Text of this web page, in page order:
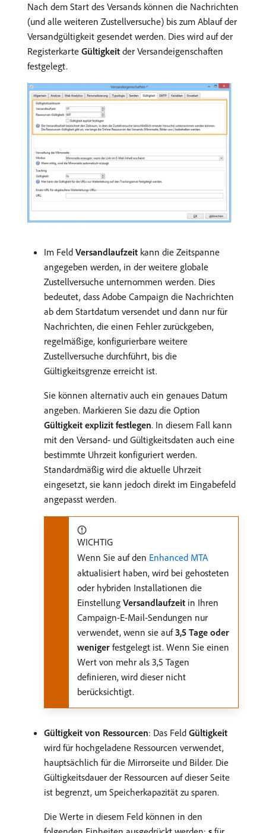
Nach dem Start des Versands können die Nachrichten
(und alle weiteren Zustellversuche) bis zum Ablauf der
Versandgültigkeit gesendet werden. Dies wird auf der
Registerkarte Gültigkeit der Versandeigenschaften
festgelegt.
Im Feld Versandlaufzeit kann die Zeitspanne
angegeben werden, in der weitere globale
Zustellversuche unternommen werden. Dies
bedeutet, dass Adobe Campaign die Nachrichten
ab dem Startdatum versendet und dann nur für
Nachrichten, die einen Fehler zurückgeben,
regelmäßige, konfigurierbare weitere
Zustellversuche durchführt, bis die
Gültigkeitsgrenze erreicht ist.
Sie können alternativ auch ein genaues Datum
angeben. Markieren Sie dazu die Option
Gültigkeit explizit festlegen. In diesem Fall kann
mit den Versand- und Gültigkeitsdaten auch eine
bestimmte Uhrzeit konfiguriert werden.
Standardmäßig wird die aktuelle Uhrzeit
eingesetzt, sie kann jedoch direkt im Eingabefeld
angepasst werden.
WICHTIG
Wenn Sie auf den Enhanced MTA
aktualisiert haben, wird bei gehosteten
oder hybriden Installationen die
Einstellung Versandlaufzeit in Ihren
Campaign-E-Mail-Sendungen nur
verwendet, wenn sie auf3,5 Tage oder
weniger festgelegt ist. Wenn Sie einen
Wert von mehr als 3,5 Tagen
definieren, wird dieser nicht
berücksichtigt.
Gültigkeit von Ressourcen: Das Feld Gültigkeit
wird für hochgeladene Ressourcen verwendet,
hauptsächlich für die Mirrorseite und Bilder. Die
Gültigkeitsdauer der Ressourcen auf dieser Seite
ist begrenzt, um Speicherkapazität zu sparen.
Die Werte in diesem Feld können in den